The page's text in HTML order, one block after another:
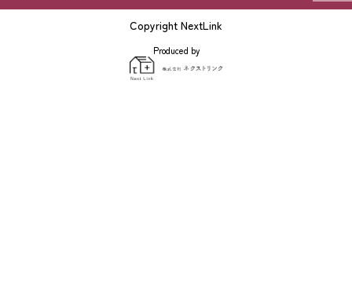
Copyright NextLink
Produced by